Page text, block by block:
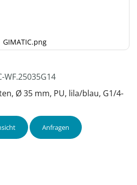
GIMATIC.png
WF.25035G14
Ø 35 mm, PU, lila/blau, G1/4-
Anfragen